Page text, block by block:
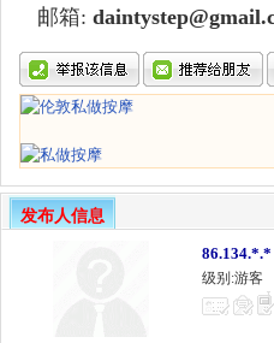
邮箱:
发布人信息
86.134.*.*
级别:游客